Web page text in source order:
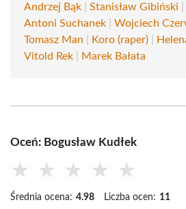
Andrzej Bąk Stanisław Gibiński
Antoni Suchanek
Wojciech
Tomasz Man
Koro (raper)
Vitold Rek
Marek Bałata
Oceń: Bogusław Kudłek
★ ★ ★ ★ ★
Średnia ocena: 4.98 Liczba ocen: 11